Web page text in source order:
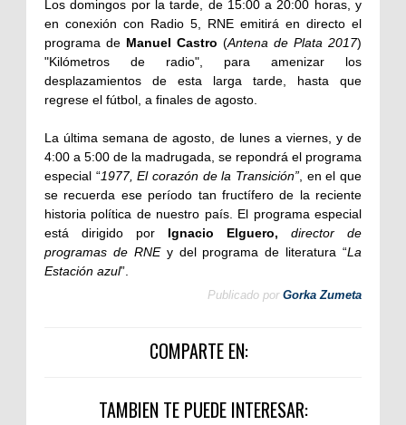
Los domingos por la tarde, de 15:00 a 20:00 horas, y
en conexión con Radio 5, RNE emitirá en directo el
programa de Manuel Castro (Antena de Plata 2017)
"Kilómetros de radio", para amenizar los
desplazamientos de esta larga tarde, hasta que
regrese el fútbol, a finales de agosto.
La última semana de agosto, de lunes a viernes, y de
4:00 a 5:00 de la madrugada, se repondrá el programa
especial “1977, El corazón de la Transición”, en el que
se recuerda ese período tan fructífero de la reciente
historia política de nuestro país. El programa especial
está dirigido por Ignacio Elguero,
director de
programas de RNE y del programa de literatura “La
Estación azul”.
Publicado por Gorka Zumeta
COMPARTE EN:
TAMBIEN TE PUEDE INTERESAR: